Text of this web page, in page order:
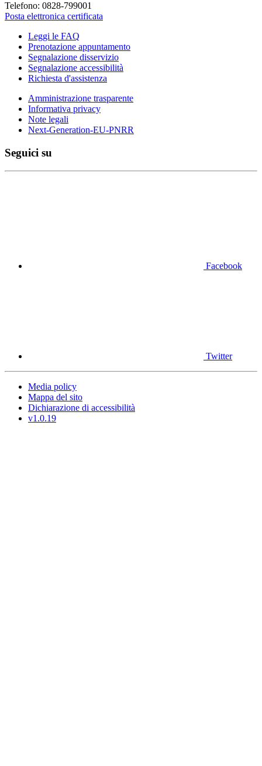
Telefono: 0828-799001
Posta elettronica certificata
Leggi le FAQ
Prenotazione appuntamento
Segnalazione disservizio
Segnalazione accessibilità
Richiesta d'assistenza
Amministrazione trasparente
Informativa privacy
Note legali
Next-Generation-EU-PNRR
Seguici su
Facebook
Twitter
Media policy
Mappa del sito
Dichiarazione di accessibilità
v1.0.19